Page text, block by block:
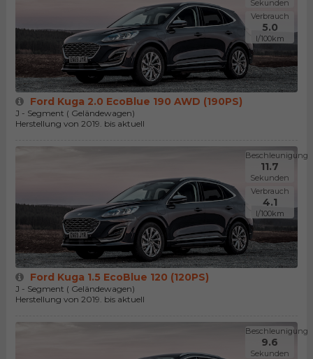
Sekunden
Verbrauch
5.0
l/100km
Ford Kuga 2.0 EcoBlue 190 AWD (190PS)
J - Segment ( Geländewagen)
Herstellung von 2019. bis aktuell
Beschleunigung
11.7
Sekunden
Verbrauch
4.1
l/100km
Ford Kuga 1.5 EcoBlue 120 (120PS)
J - Segment ( Geländewagen)
Herstellung von 2019. bis aktuell
Beschleunigung
9.6
Sekunden